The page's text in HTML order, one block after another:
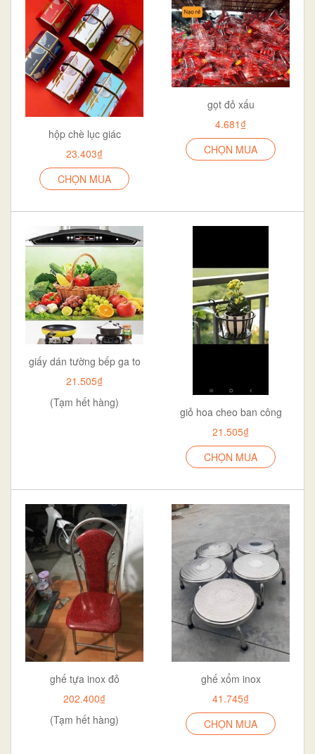
hộp chè lục giác
23.403₫
CHỌN MUA
gọt đỏ xấu
4.681₫
CHỌN MUA
giấy dán tường bếp ga to
21.505₫
(Tạm hết hàng)
giỏ hoa cheo ban công
21.505₫
CHỌN MUA
ghế tựa inox đỏ
202.400₫
(Tạm hết hàng)
ghế xổm inox
41.745₫
CHỌN MUA